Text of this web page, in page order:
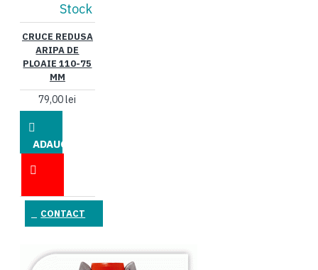
Stock
CRUCE REDUSA
ARIPA DE
PLOAIE 110-75
MM
79,00 lei
ADAUGĂ
CONTACT